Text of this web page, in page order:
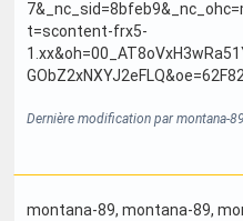
Dernière modification par montana-
montana-89, montana-89,